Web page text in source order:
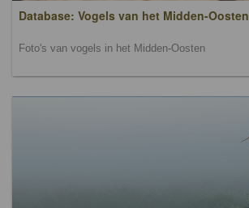
Database: Vogels van het Midden-Oosten
Foto's van vogels in het Midden-Oosten